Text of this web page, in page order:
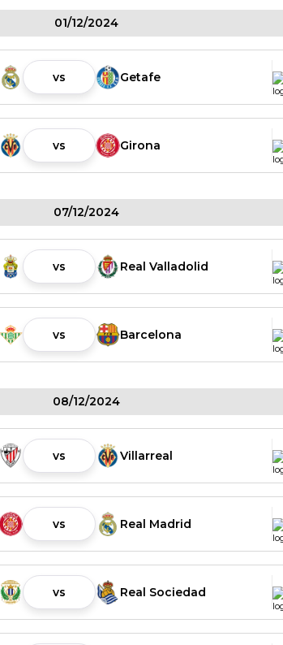
01/12/2024
vs Getafe
vs Girona
07/12/2024
vs Real Valladolid
vs Barcelona
08/12/2024
vs Villarreal
vs Real Madrid
vs Real Sociedad